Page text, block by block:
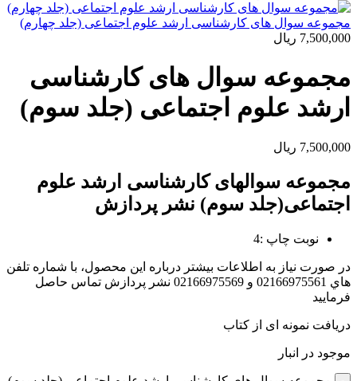
مجموعه سوال های کارشناسی ارشد علوم اجتماعی (جلد چهارم)
7,500,000 ریال
مجموعه سوال های کارشناسی
ارشد علوم اجتماعی (جلد سوم)
7,500,000 ریال
مجموعه سوالهای کارشناسی ارشد علوم
اجتماعی(جلد سوم) نشر پردازش
نوبت چاپ :4
در صورت نياز به اطلاعات بيشتر درباره اين محصول، با شماره تلفن
هاي 02166975561 و 02166975569 نشر پردازش تماس حاصل
فرماييد
دریافت نمونه ای از کتاب
موجود در انبار